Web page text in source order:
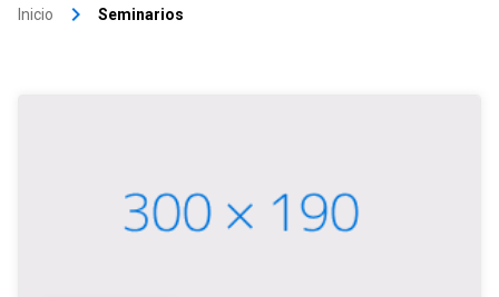
Inicio keyboard_arrow_right Seminarios